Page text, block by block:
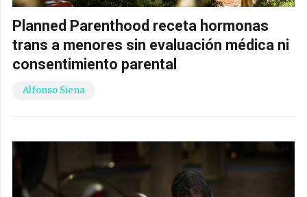
Planned Parenthood receta hormonas
trans a menores sin evaluación médica ni
consentimiento parental
Alfonso Siena